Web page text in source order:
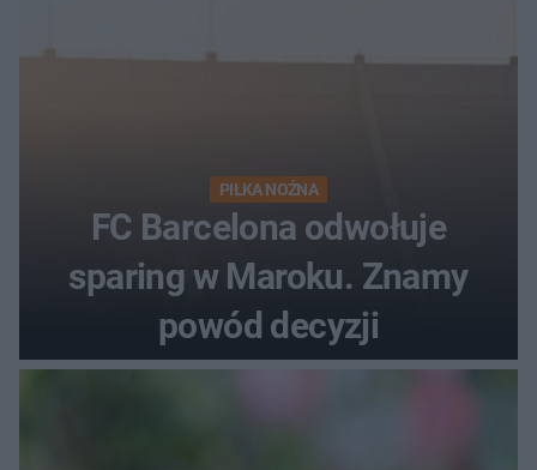
PIŁKA NOŻNA
FC Barcelona odwołuje
sparing w Maroku. Znamy
powód decyzji